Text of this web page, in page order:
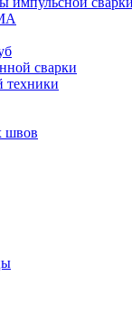
сварки
техники
швов